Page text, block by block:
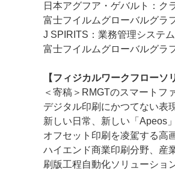
日本アグフア・ゲバルト：ク
富士フイルムグローバルグラ
J SPIRITS：業務管理システ
富士フイルムグローバルグラ
【フィジカルワークフローソ
＜寄稿＞RMGTのスマートフ
デジタル印刷にかつてない表
新しい日常、新しい「Apeos
オフセット印刷を凌駕する高
ハイエンド商業印刷分野、産
刷版工程自動化ソリューショ